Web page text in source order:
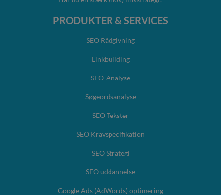
PRODUKTER & SERVICES
SEO Rådgivning
Linkbuilding
SEO-Analyse
Søgeordsanalyse
SEO Tekster
SEO Kravspecifikation
SEO Strategi
SEO uddannelse
Google Ads (AdWords) optimering